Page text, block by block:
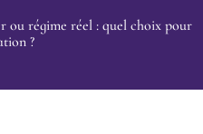
ou régime réel : quel choix pour
?